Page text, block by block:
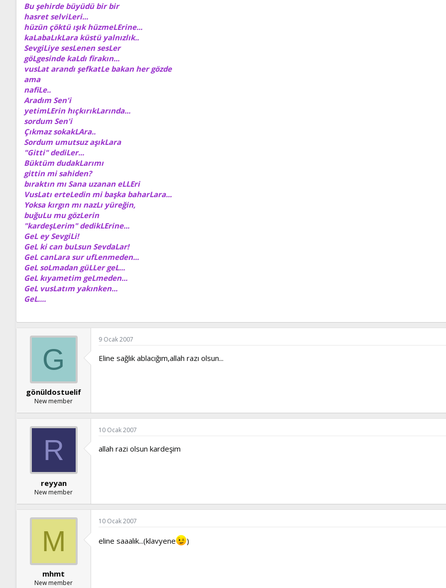
Bu şehirde büyüdü bir bir
hasret selviLeri...
hüzün çöktü ışık hüzmeLErine...
kaLabaLıkLara küstü yalnızlık..
SevgiLiye sesLenen sesLer
göLgesinde kaLdı firakın...
vusLat arandı şefkatLe bakan her gözde
ama
nafiLe..
Aradım Sen'i
yetimLErin hıçkırıkLarında...
sordum Sen'i
Çıkmaz sokakLAra..
Sordum umutsuz aşıkLara
"Gitti" dediLer...
Büktüm dudakLarımı
gittin mi sahiden?
bıraktın mı Sana uzanan eLLEri
VusLatı erteLedin mi başka baharLara...
Yoksa kırgın mı nazLı yüreğin,
buğuLu mu gözLerin
"kardeşLerim" dedikLErine...
GeL ey SevgiLi!
GeL ki can buLsun SevdaLar!
GeL canLara sur ufLenmeden...
GeL soLmadan güLLer geL...
GeL kıyametim geLmeden...
GeL vusLatım yakınken...
GeL....
G
gönüldostuelif
New member
9 Ocak 2007
Eline sağlık ablacığım,allah razı olsun...
R
reyyan
New member
10 Ocak 2007
allah razi olsun kardeşim
M
mhmt
New member
10 Ocak 2007
eline saaalık...(klavyene )